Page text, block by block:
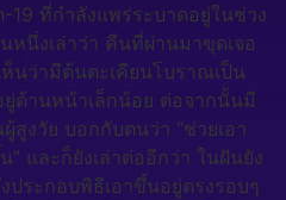
19 ที่กำลังแพร่ระบาดอยู่ในช่วง
นึ่งเล่าว่า คืนที่ผ่านมาขุดเจอ
นว่ามีต้นตะเคียนโบราณเป็น
ด้านหน้าเล็กน้อย ต่อจากนั้นมี
งวัย บอกกับตนว่า “ช่วยเอา
และก็ยังเล่าต่ออีกว่า ในฝันยัง
ระกอบพิธีเอาขึ้นอยู่ตรงรอบๆ